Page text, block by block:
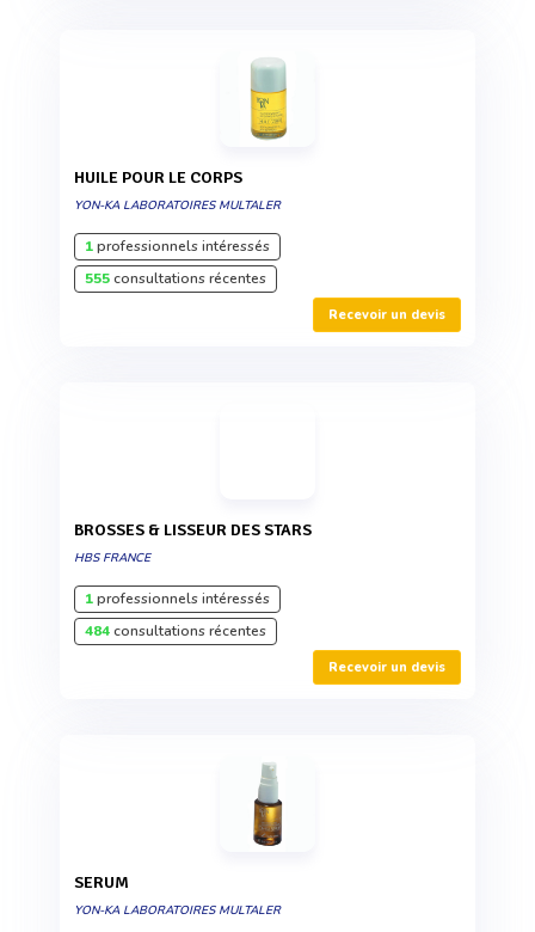
HUILE POUR LE CORPS
YON-KA LABORATOIRES MULTALER
1professionnels intéressés
555consultations récentes
Recevoir un devis
BROSSES & LISSEUR DES STARS
HBS FRANCE
1professionnels intéressés
484consultations récentes
Recevoir un devis
SERUM
YON-KA LABORATOIRES MULTALER